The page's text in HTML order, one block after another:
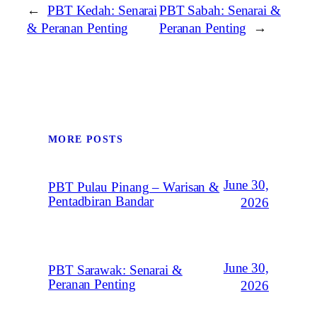
←
PBT Kedah: Senarai
& Peranan Penting
PBT Sabah: Senarai &
Peranan Penting
→
MORE POSTS
PBT Pulau Pinang – Warisan &
Pentadbiran Bandar
June 30,
2026
PBT Sarawak: Senarai &
Peranan Penting
June 30,
2026